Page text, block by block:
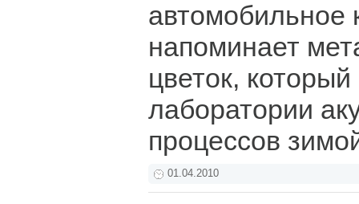
автомобильное
напоминает
цветок,
лаборатории
процессов
01.04.2010